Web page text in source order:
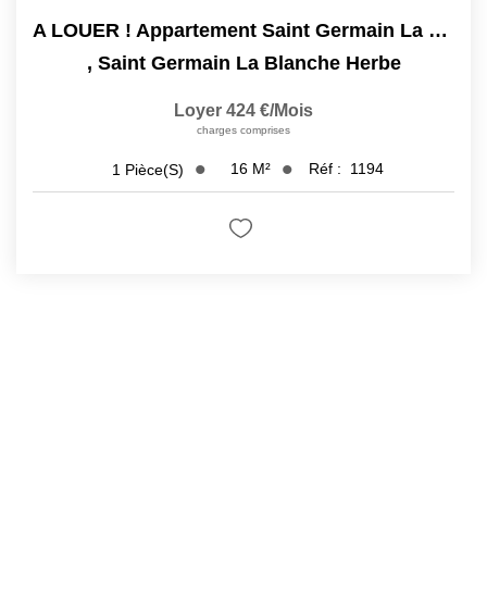
A LOUER ! Appartement Saint Germain La Blanche Herbe 1...
, Saint Germain La Blanche Herbe
Loyer 424 €/mois
charges comprises
1 Pièce(s) 16 M² Réf : 1194